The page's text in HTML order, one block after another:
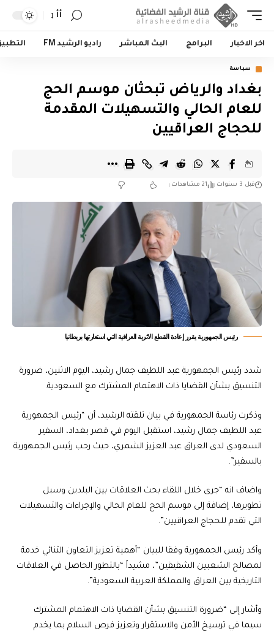
أأ
اخر الاخبار البرامج البث المباشر راديو الرشيد FM
سياسة
بغداد والرياض تبحثان موسم الحج
للعام الحالي والتسهيلات المقدمة
للحجاج العراقيين
قبل 3 سنوات 21 مشاهدات
رئيس الجمهورية يقرر إعادة القطع الاثرية العراقية التي استعارتها بريطانيا
شدد رئيس الجمهورية عبد اللطيف جمال رشيد، اليوم الاثنين، ضرورة
التنسيق بشأن القضايا ذات الاهتمام المشترك مع السعودية.
وذكرت رئاسة الجمهورية في بيان تلقته الرشيد، أن “رئيس الجمهورية
عبد اللطيف جمال رشيد، استقبل اليوم في قصر بغداد، السفير
السعودي لدى العراق عبد العزيز الشمري، حيث رحب رئيس الجمهورية
بالسفير”.
واضاف انه “جرى خلال اللقاء بحث العلاقات بين البلدين وسبل
تطويرها، إضافة إلى موسم الحج للعام الحالي والإجراءات والتسهيلات
التي تقدم للحجاج العراقيين”.
وأكد رئيس الجمهورية وفقا للبيان “أهمية تعزيز التعاون الثنائي خدمة
لمصالح الشعبين الشقيقين”، مشيداً “بالتطور الحاصل في العلاقات
التاريخية بين العراق والمملكة العربية السعودية”.
وأشار إلى “ضرورة التنسيق بشأن القضايا ذات الاهتمام المشترك
سيما في ترسيخ الأمن والاستقرار وتعزيز فرص السلام بما يخدم